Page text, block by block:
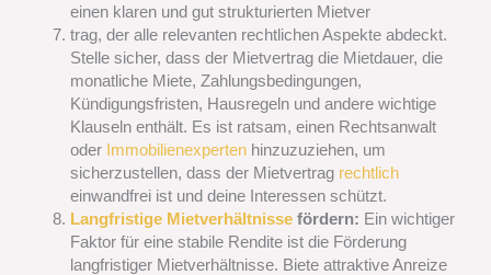
einen klaren und gut strukturierten Mietver
trag, der alle relevanten rechtlichen Aspekte abdeckt.
Stelle sicher, dass der Mietvertrag die Mietdauer, die
monatliche Miete, Zahlungsbedingungen,
Kündigungsfristen, Hausregeln und andere wichtige
Klauseln enthält. Es ist ratsam, einen Rechtsanwalt
oder Immobilienexpertenhinzuzuziehen, um
sicherzustellen, dass der Mietvertrag rechtlich
einwandfrei ist und deine Interessen schützt.
Langfristige Mietverhältnissefördern: Ein wichtiger
Faktor für eine stabile Rendite ist die Förderung
langfristiger Mietverhältnisse. Biete attraktive Anreize